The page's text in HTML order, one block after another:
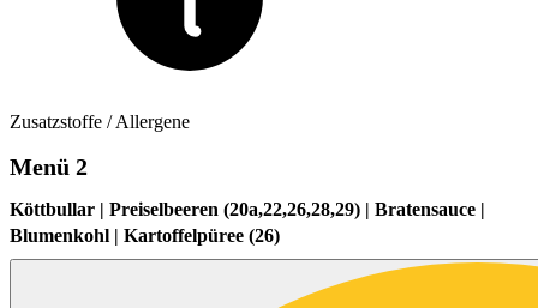
Zusatzstoffe / Allergene
Menü 2
Köttbullar | Preiselbeeren (20a,22,26,28,29) | Bratensauce |
Blumenkohl | Kartoffelpüree (26)